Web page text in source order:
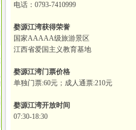
电话：0793-7410999
婺源江湾获得荣誉
国家AAAAA级旅游景区
江西省爱国主义教育基地
婺源江湾门票价格
单独门票:60元；成人通票:210元
婺源江湾开放时间
07:30-18:30